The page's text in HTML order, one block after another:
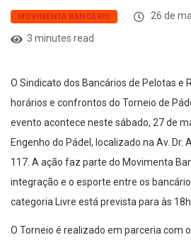
MOVIMENTA BANCÁRIO 26 de
3 minutes read
O Sindicato dos Bancários de Pelotas e
horários e confrontos do Torneio de
evento acontece neste sábado, 27 de
Engenho do Pádel, localizado na Av. Dr.
117. A ação faz parte do Movimenta
integração e o esporte entre os
categoria Livre está prevista para às 18h.
O Torneio é realizado em parceria com